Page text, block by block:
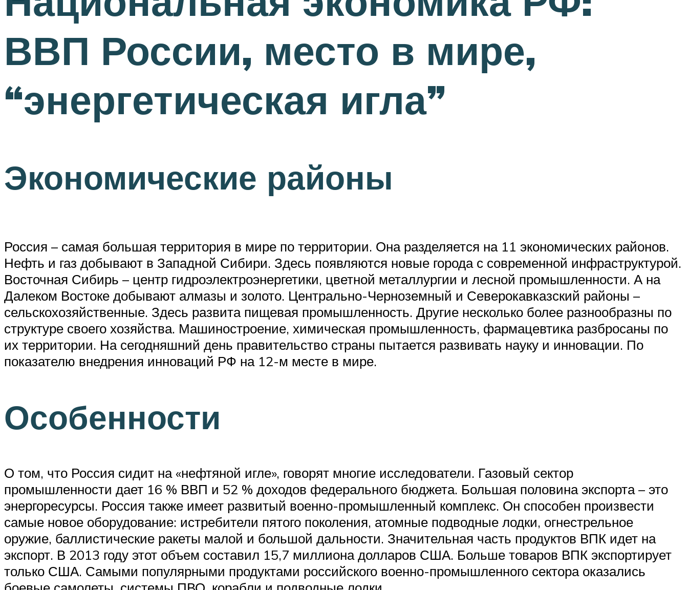
ВВП России, место в мире,
“энергетическая игла”
Экономические районы
Россия – самая большая территория в мире по территории. Она разделяется на 11 экономических районов.
Нефть и газ добывают в Западной Сибири. Здесь появляются новые города с современной инфраструктурой.
Восточная Сибирь – центр гидроэлектроэнергетики, цветной металлургии и лесной промышленности. А на
Далеком Востоке добывают алмазы и золото. Центрально-Черноземный и Северокавказский районы –
сельскохозяйственные. Здесь развита пищевая промышленность. Другие несколько более разнообразны по
структуре своего хозяйства. Машиностроение, химическая промышленность, фармацевтика разбросаны по
их территории. На сегодняшний день правительство страны пытается развивать науку и инновации. По
показателю внедрения инноваций РФ на 12-м месте в мире.
Особенности
О том, что Россия сидит на «нефтяной игле», говорят многие исследователи. Газовый сектор
промышленности дает 16 % ВВП и 52 % доходов федерального бюджета. Большая половина экспорта – это
энергоресурсы. Россия также имеет развитый военно-промышленный комплекс. Он способен произвести
самые новое оборудование: истребители пятого поколения, атомные подводные лодки, огнестрельное
оружие, баллистические ракеты малой и большой дальности. Значительная часть продуктов ВПК идет на
экспорт. В 2013 году этот объем составил 15,7 миллиона долларов США. Больше товаров ВПК экспортирует
только США. Самыми популярными продуктами российского военно-промышленного сектора оказались